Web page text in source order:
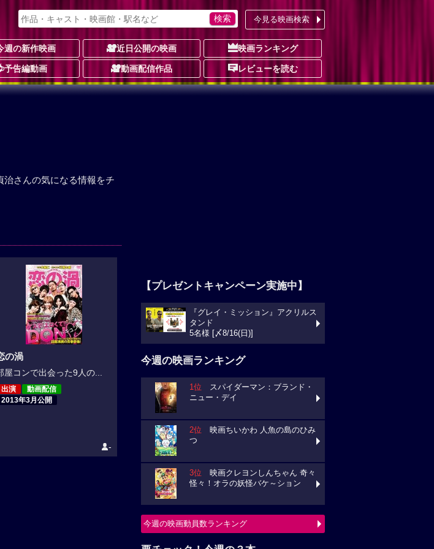
今見る映画検索
週の新作映画 近日公開の映画 映画ランキング
予告編動画 動画配信作品 レビューを読む
さんの気になる情報をチ
の渦
屋コンで出会った9人の...
出演
動画配信
2013年3月公開
-
【プレゼントキャンペーン実施中】
『グレイ・ミッション』アクリルス
タンド
5名様 [〆8/16(日)]
今週の映画ランキング
1位 スパイダーマン：ブランド・
ニュー・デイ
2位 映画ちいかわ 人魚の島のひみ
つ
3位 映画クレヨンしんちゃん 奇々
怪々！オラの妖怪バケ～ション
今週の映画動員数ランキング